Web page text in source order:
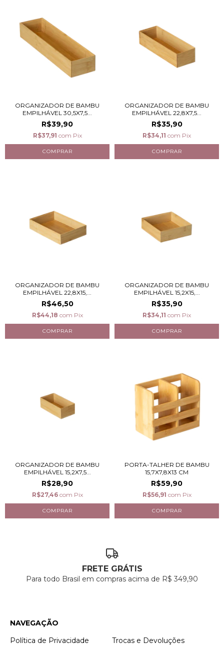
ORGANIZADOR DE BAMBU
EMPILHÁVEL 30,5X7,5...
R$39,90
R$37,91 com Pix
ORGANIZADOR DE BAMBU
EMPILHÁVEL 22,8X7,5...
R$35,90
R$34,11 com Pix
ORGANIZADOR DE BAMBU
EMPILHÁVEL 22,8X15,...
R$46,50
R$44,18 com Pix
ORGANIZADOR DE BAMBU
EMPILHÁVEL 15,2X15,...
R$35,90
R$34,11 com Pix
ORGANIZADOR DE BAMBU
EMPILHÁVEL 15,2X7,5...
R$28,90
R$27,46 com Pix
PORTA-TALHER DE BAMBU
15,7X7,8X13 CM
R$59,90
R$56,91 com Pix
FRETE GRÁTIS
Para todo Brasil em compras acima de R$ 349,90
NAVEGAÇÃO
Política de Privacidade
Trocas e Devoluções